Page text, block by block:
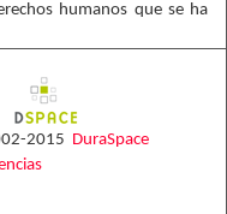
humanos que se ha
2015 DuraSpace